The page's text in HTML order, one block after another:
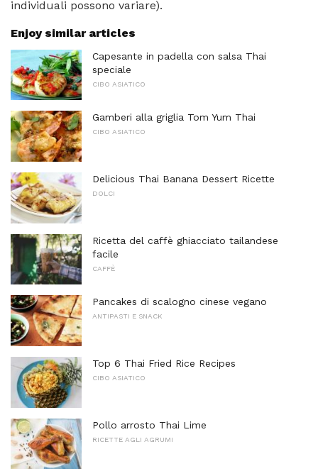
individuali possono variare).
Enjoy similar articles
Capesante in padella con salsa Thai
speciale
CIBO ASIATICO
Gamberi alla griglia Tom Yum Thai
CIBO ASIATICO
Delicious Thai Banana Dessert Ricette
DOLCI
Ricetta del caffè ghiacciato tailandese
facile
CAFFÈ
Pancakes di scalogno cinese vegano
ANTIPASTI E SNACK
Top 6 Thai Fried Rice Recipes
CIBO ASIATICO
Pollo arrosto Thai Lime
RICETTE AGLI AGRUMI